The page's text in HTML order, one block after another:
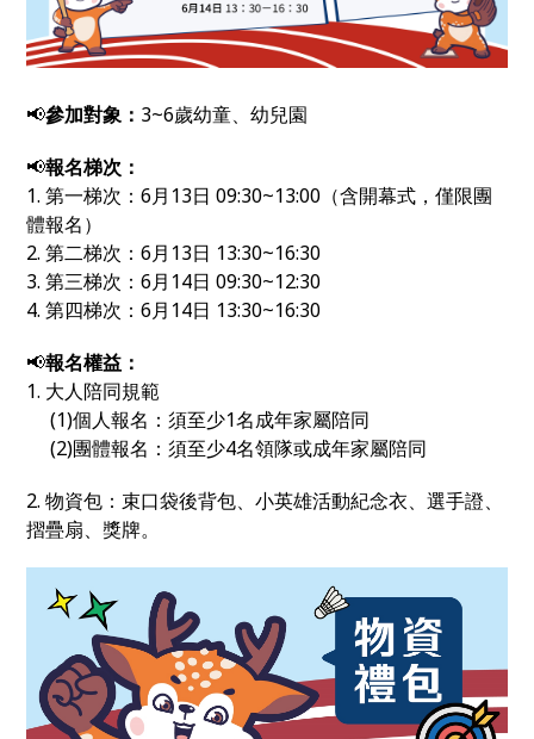
📢參加對象： 3~6歲幼童、幼兒園
📢報名梯次：
1. 第一梯次：6月13日 09:30~13:00（含開幕式，僅限團
體報名）
2. 第二梯次：6月13日 13:30~16:30
3. 第三梯次：6月14日 09:30~12:30
4. 第四梯次：6月14日 13:30~16:30
📢報名權益：
1. 大人陪同規範
(1)個人報名：須至少1名成年家屬陪同
(2)團體報名：須至少4名領隊或成年家屬陪同
2. 物資包：束口袋後背包、小英雄活動紀念衣、選手證、
摺疊扇、獎牌。